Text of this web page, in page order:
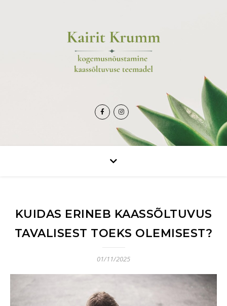
KUIDAS ERINEB KAASSÕLTUVUS
TAVALISEST TOEKS OLEMISEST?
01/11/2025